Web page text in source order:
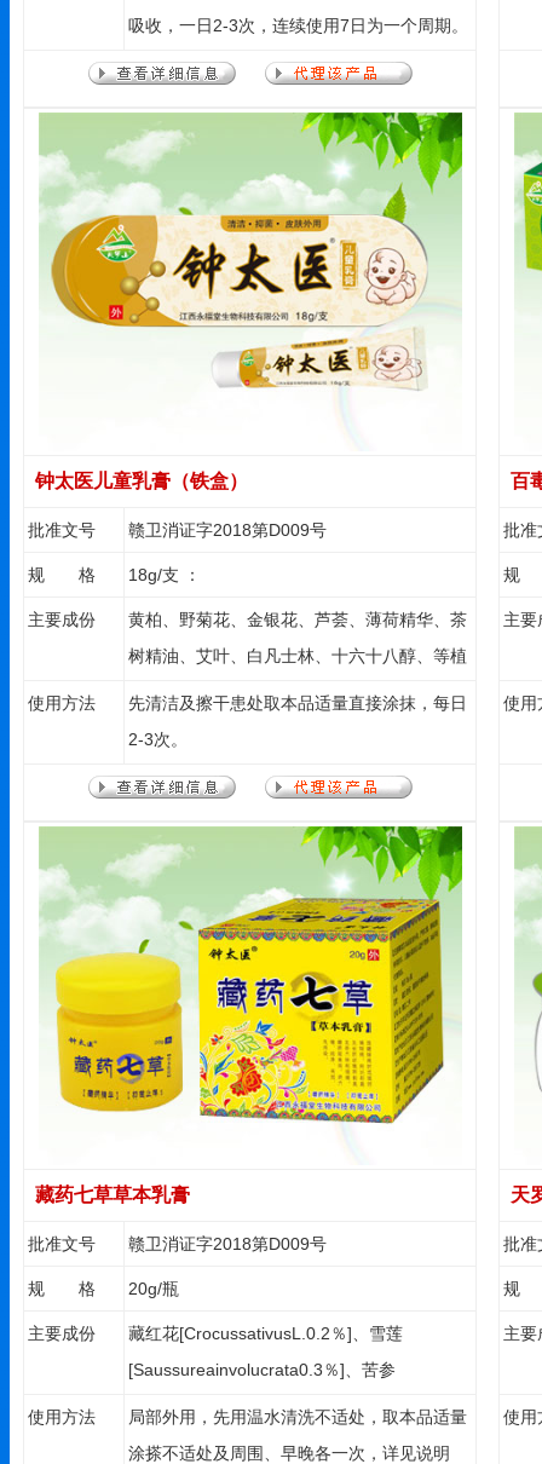
吸收，一日2-3次，连续使用7日为一个周期。
钟太医儿童乳膏（铁盒）
批准文号 赣卫消证字2018第D009号
规 格 18g/支 ：
主要成份
黄柏、野菊花、金银花、芦荟、薄荷精华、茶
树精油、艾叶、白凡士林、十六十八醇、等植
物提取物。
使用方法
先清洁及擦干患处取本品适量直接涂抹，每日
2-3次。
百
批准
规
主要
使用
藏药七草草本乳膏
批准文号 赣卫消证字2018第D009号
规 格 20g/瓶
主要成份
藏红花[CrocussativusL.0.2％]、雪莲
[Saussureainvolucrata0.3％]、苦参
[Flavescens0.3％]、铁冬青[ilicetholi0.5％]、
地肤子[Kochiascoparia0.5％]、薄荷脑
使用方法
局部外用，先用温水清洗不适处，取本品适量
涂搽不适处及周围、早晚各一次，详见说明
天
批准
规
主要
使用